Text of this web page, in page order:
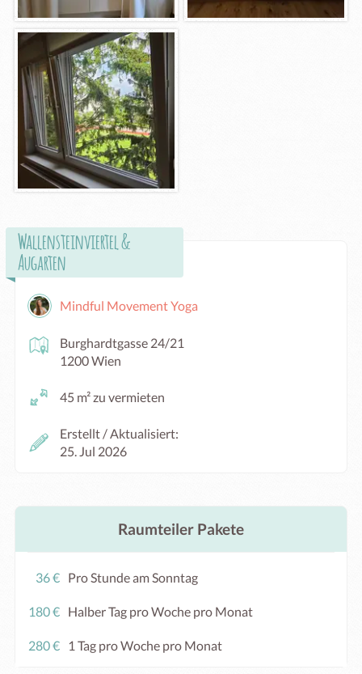
Wallensteinviertel &
Augarten
Mindful Movement Yoga
Burghardtgasse 24/21
1200 Wien
45 m² zu vermieten
Erstellt / Aktualisiert:
25. Jul 2026
Raumteiler Pakete
36 € Pro Stunde am Sonntag
180 € Halber Tag pro Woche pro Monat
280 € 1 Tag pro Woche pro Monat